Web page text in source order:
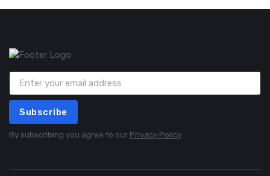
Subscribe
By subscribing you agree to our Privacy Policy